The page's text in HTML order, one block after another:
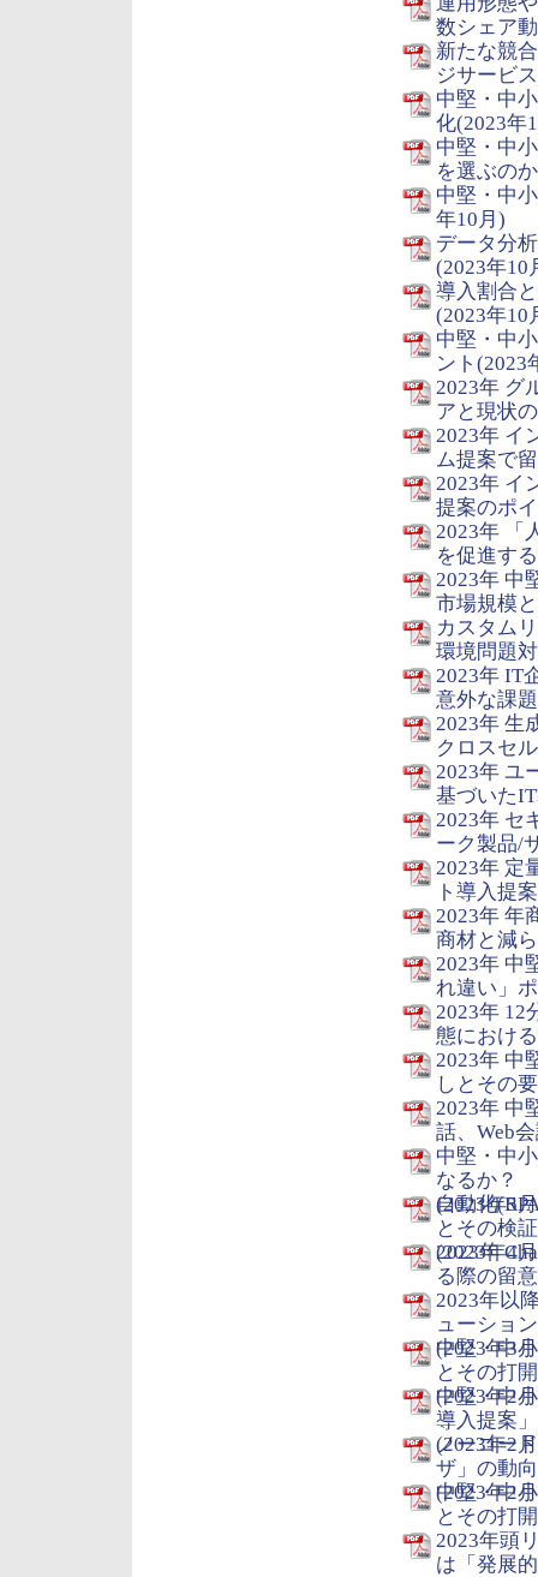
数シェア
新たな競
ジサービ
中堅・中
化(2023年
中堅・中
を選ぶの
中堅・中
年10月)
データ分
(2023年10
導入割合
(2023年10
中堅・中
ント(2023
2023年 グ
アと現状
2023年 イ
ム提案で
2023年 イ
提案のポ
2023年 「
を促進す
2023年 中
市場規模
カスタム
環境問題
2023年 IT
意外な課
2023年 生
クロスセ
2023年 ユ
基づいた
2023年 セ
ーク製品/
2023年 定
ト導入提
2023年 年
商材と減
2023年 中
れ違い」
2023年 12
態におけ
2023年 中
しとその
2023年 中
話、Web
中堅・中
なるか？
(2023年5
自動化
とその検証
(2023年4
2023年
る際の留
2023年以
ューショ
(2023年3
中堅・中
とその打
(2023年2
中堅・中
導入提案
(2023年2
ノーコー
ザ」の動
(2023年2
中堅・中
とその打
2023年頭
は「発展